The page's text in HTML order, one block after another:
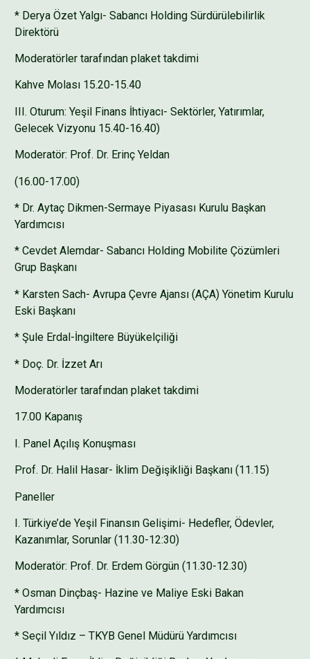
* Derya Özet Yalgı- Sabancı Holding Sürdürülebilirlik
Direktörü
Moderatörler tarafından plaket takdimi
Kahve Molası 15.20-15.40
III. Oturum: Yeşil Finans İhtiyacı- Sektörler, Yatırımlar,
Gelecek Vizyonu 15.40-16.40)
Moderatör: Prof. Dr. Erinç Yeldan
(16.00-17.00)
* Dr. Aytaç Dikmen-Sermaye Piyasası Kurulu Başkan
Yardımcısı
* Cevdet Alemdar- Sabancı Holding Mobilite Çözümleri
Grup Başkanı
* Karsten Sach- Avrupa Çevre Ajansı (AÇA) Yönetim Kurulu
Eski Başkanı
* Şule Erdal-İngiltere Büyükelçiliği
* Doç. Dr. İzzet Arı
Moderatörler tarafından plaket takdimi
17.00 Kapanış
I. Panel Açılış Konuşması
Prof. Dr. Halil Hasar- İklim Değişikliği Başkanı (11.15)
Paneller
I. Türkiye’de Yeşil Finansın Gelişimi- Hedefler, Ödevler,
Kazanımlar, Sorunlar (11.30-12:30)
Moderatör: Prof. Dr. Erdem Görgün (11.30-12.30)
* Osman Dinçbaş- Hazine ve Maliye Eski Bakan
Yardımcısı
* Seçil Yıldız – TKYB Genel Müdürü Yardımcısı